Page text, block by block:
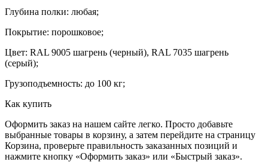
Глубина полки: любая;
Покрытие: порошковое;
Цвет: RAL 9005 шагрень (черный), RAL 7035 шагрень
(серый);
Грузоподъемность: до 100 кг;
Как купить
Оформить заказ на нашем сайте легко. Просто добавьте
выбранные товары в корзину, а затем перейдите на страницу
Корзина, проверьте правильность заказанных позиций и
нажмите кнопку «Оформить заказ» или «Быстрый заказ».